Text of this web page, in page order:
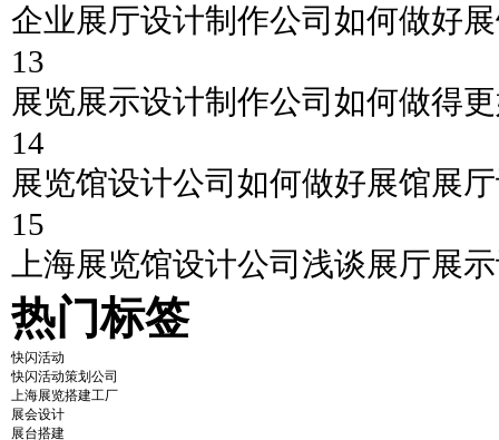
企业展厅设计制作公司如何做好
13
展览展示设计制作公司如何做得
14
展览馆设计公司如何做好展馆展
15
上海展览馆设计公司浅谈展厅展
热门标签
快闪活动
快闪活动策划公司
上海展览搭建工厂
展会设计
展台搭建